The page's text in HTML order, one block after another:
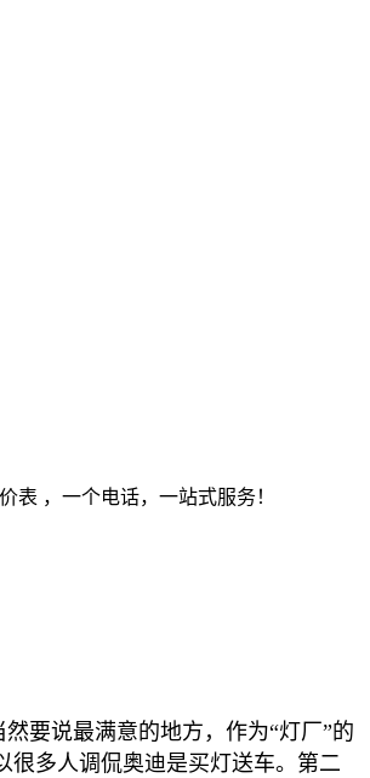
要说最满意的地方，作为“灯厂”的
很多人调侃奥迪是买灯送车。第二